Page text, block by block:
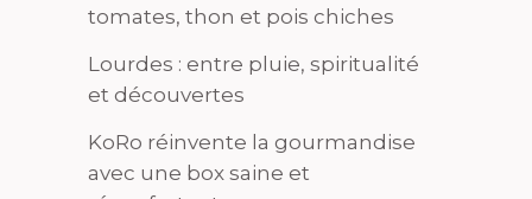
tomates, thon et pois chiches
Lourdes : entre pluie, spiritualité
et découvertes
KoRo réinvente la gourmandise
avec une box saine et